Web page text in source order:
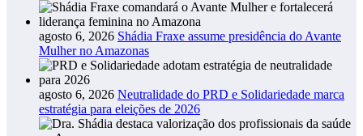
agosto 6, 2026 Shádia Fraxe assume presidência do Avante
Mulher no Amazonas
agosto 6, 2026 Neutralidade do PRD e Solidariedade marca
estratégia para eleições de 2026